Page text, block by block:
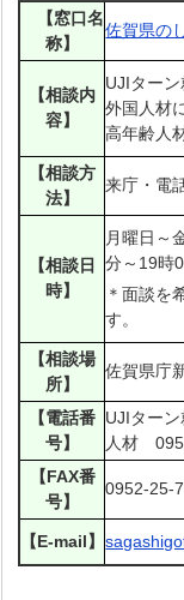
【窓口名
称】
佐賀県の
【相談内
容】
UJIター
外国人材
高年齢人
【相談方
法】
来庁・電
【相談日
時】
月曜日～
分～19時
＊面談を
す。
【相談場
所】
佐賀県庁
【電話番
号】
UJIター
人材
【FAX番
号】
0952-25-
【E-mail】